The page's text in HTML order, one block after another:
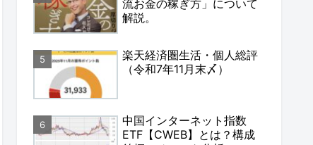
流お金の稼ぎ方」について
解説。
楽天経済圏生活・個人総評
（令和7年11月末〆）
中国インターネット指数
ETF【CWEB】とは？構成